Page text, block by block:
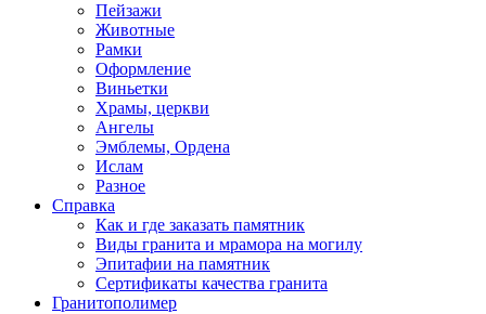
Пейзажи
Животные
Рамки
Оформление
Виньетки
Храмы, церкви
Ангелы
Эмблемы, Ордена
Ислам
Разное
Справка
Как и где заказать памятник
Виды гранита и мрамора на могилу
Эпитафии на памятник
Сертификаты качества гранита
Гранитополимер